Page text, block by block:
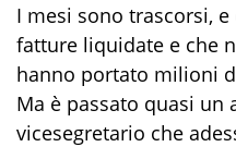
I mesi sono trascorsi,
fatture liquidate e che
hanno portato milioni
Ma è passato quasi un
vicesegretario che